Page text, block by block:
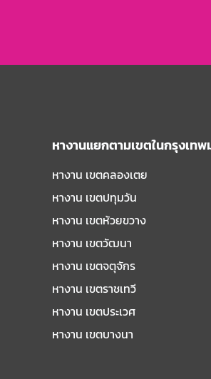
หางานแยกตามเขตในกรุงเท
หางาน เขตคลองเตย
หางาน เขตปทุมวัน
หางาน เขตห้วยขวาง
หางาน เขตวัฒนา
หางาน เขตจตุจักร
หางาน เขตราชเทวี
หางาน เขตประเวศ
หางาน เขตบางนา